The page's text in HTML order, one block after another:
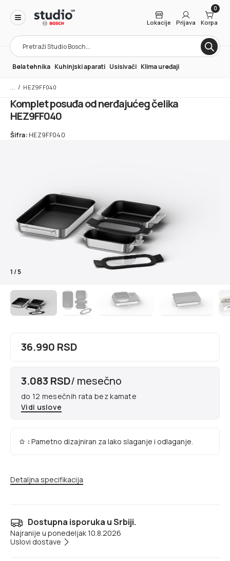
Products
search
Lokacije Prijava
0
Korpa
Bela tehnika Kuhinjski aparati Usisivači Klima uređaji
/ HEZ9FF040
Komplet posuđa od nerđajućeg čelika
HEZ9FF040
Šifra: HEZ9FF040
1/5
36.990 RSD
3.083 RSD/ mesečno
do 12 mesečnih rata bez kamate
Vidi uslove
: Pametno dizajniran za lako slaganje i odlaganje.
Detaljna specifikacija
Dostupna isporuka u Srbiji.
Najranije u ponedeljak 10.8.2026
Uslovi dostave